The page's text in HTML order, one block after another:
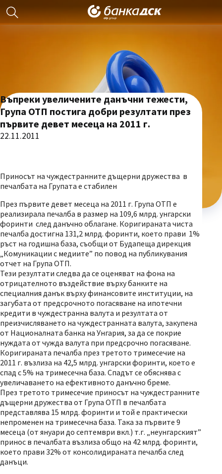
Въпреки увеличените данъчни тежести,
Група ОТП постига добри резултати през
първите девет месеца на 2011 г.
22.11.2011
Приносът на чуждестранните дъщерни дружества в
печалбата на Групата е стабилен
През първите девет месеца на 2011 г. Група ОТП е
реализирала печалба в размер на 109,6 млрд. унгарски
форинти след данъчно облагане. Коригираната чиста
печалба достигна 131,2 млрд. форинти, което прави 1%
ръст на годишна база, съобщи от Будапеща дирекция
„Комуникации с медиите” по повод на публикувания
отчет на Група ОТП.
Тези резултати следва да се оценяват на фона на
отрицателното въздействие върху банките на
специалния данък върху финансовите институции, на
загубата от предсрочното погасяване на ипотечни
кредити в чуждестранна валута и резултата от
преизчисляването на чуждестранната валута, закупена
от Националната банка на Унгария, за да се покрие
нуждата от чужда валута при предсрочно погасяване.
Коригираната печалба през третото тримесечие на
2011 г. възлиза на 42,5 млрд. унгарски форинти, което е
спад с 5% на тримесечна база. Спадът се обяснява с
увеличаването на ефективното данъчно бреме.
През третото тримесечие приносът на чуждестранните
дъщерни дружества от Група ОТП в печалбата
представлява 15 млрд. форинти и той е практически
непроменен на тримесечна база. Така за първите 9
месеца (от януари до септември вкл.) т.г. „неунгарският”
принос в печалбата възлиза общо на 42 млрд. форинти,
което прави 32% от консолидираната печалба след
данъци.